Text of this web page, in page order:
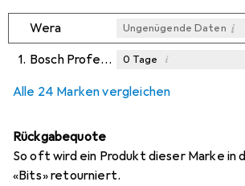
Wera Ungenügende Daten i
1. Bosch Professional Zubehör 0 Tage i
Alle 24 Marken vergleichen
Rückgabequote
So oft wird ein Produkt dieser Marke in
«Bits» retourniert.